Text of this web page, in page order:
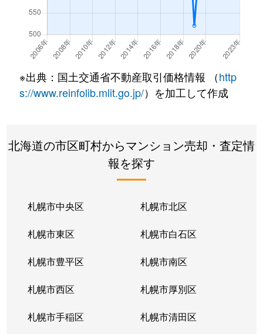
真駒内
真駒内上町
2,000万円 真駒内
徒歩16分
真駒内上町
2,100万円 真駒内
徒歩16分
真駒内本町
400万円 真駒内
徒歩45分
真駒内本町
730万円 真駒内
徒歩25分
990万円
真駒内緑町
1,300万円 真駒内
真駒内緑町
真駒内
真駒内緑町
真駒内
真駒内緑町
2,400万円 真駒内
真駒内緑町
真駒内
※出典：国土交通省不動産取引価格情報 （http
s://www.reinfolib.mlit.go.jp/）を加工して作成
北海道の市区町村からマンション売却・査定情
報を探す
札幌市中央区 札幌市北区
札幌市東区 札幌市白石区
札幌市豊平区 札幌市南区
札幌市西区 札幌市厚別区
札幌市手稲区 札幌市清田区